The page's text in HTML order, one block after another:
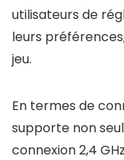
utilisateurs de
leurs
jeu.
En termes de
supporte non
connexion 2,4